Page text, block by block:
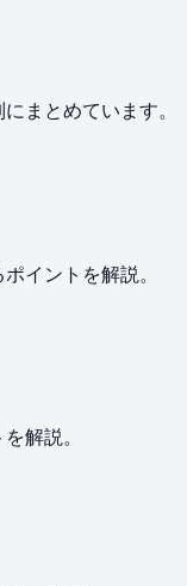
まとめています。
イントを解説。
解説。